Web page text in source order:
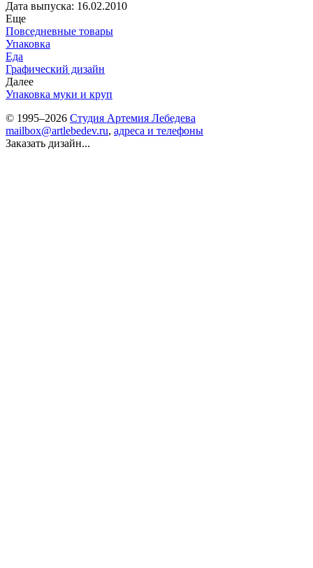
Дата выпуска: 16.02.2010
Еще
Повседневные товары
Упаковка
Еда
Графический дизайн
Далее
Упаковка муки и круп
© 1995–2026 Студия Артемия Лебедева
mailbox@artlebedev.ru, адреса и телефоны
Заказать дизайн...